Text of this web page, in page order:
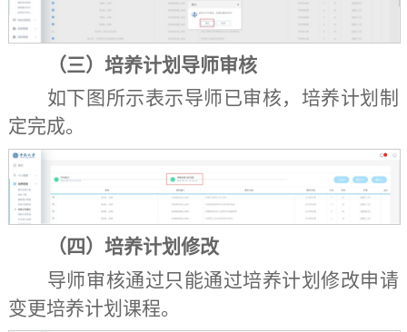
（三） 培养计划导师审核
如下图所示表示导师已审核，培养计划制
定完成。
（ 四 ） 培养计划修改
导师审核通过只能通过培养计划修改申请
变更培养计划课程。